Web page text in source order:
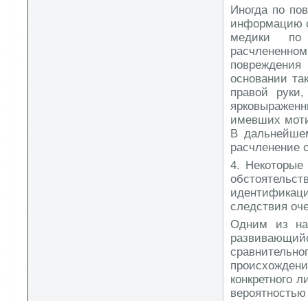
Иногда по
информацию
медики по
основании
правой
имевших
В
расчленение
4. Некоторые
следствия
Одним из
конкретного